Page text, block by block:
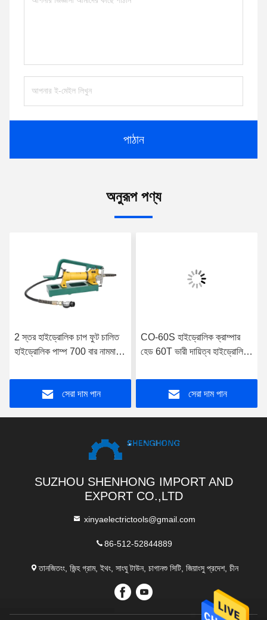
পাঠান
অনুরূপ পণ্য
2 স্তর হাইড্রোলিক চাপ ফুট চালিত
হাইড্রোলিক পাম্প 700 বার নামমাত্র
সেরা দাম পান
CO-60S হাইড্রোলিক ক্রাম্পার
হেড 60T ভারী দায়িত্ব হাইড্রোলিক
সেরা দাম পান
SUZHOU SHENHONG IMPORT AND
EXPORT CO.,LTD
xinyaelectrictools@gmail.com
86-512-52844889
তানজিতংং, জিন্হ গ্রাম, ইথং, সাংঘু টাউন, চাগানশু সিটি, জিয়াংসু প্রদেশ, চীন